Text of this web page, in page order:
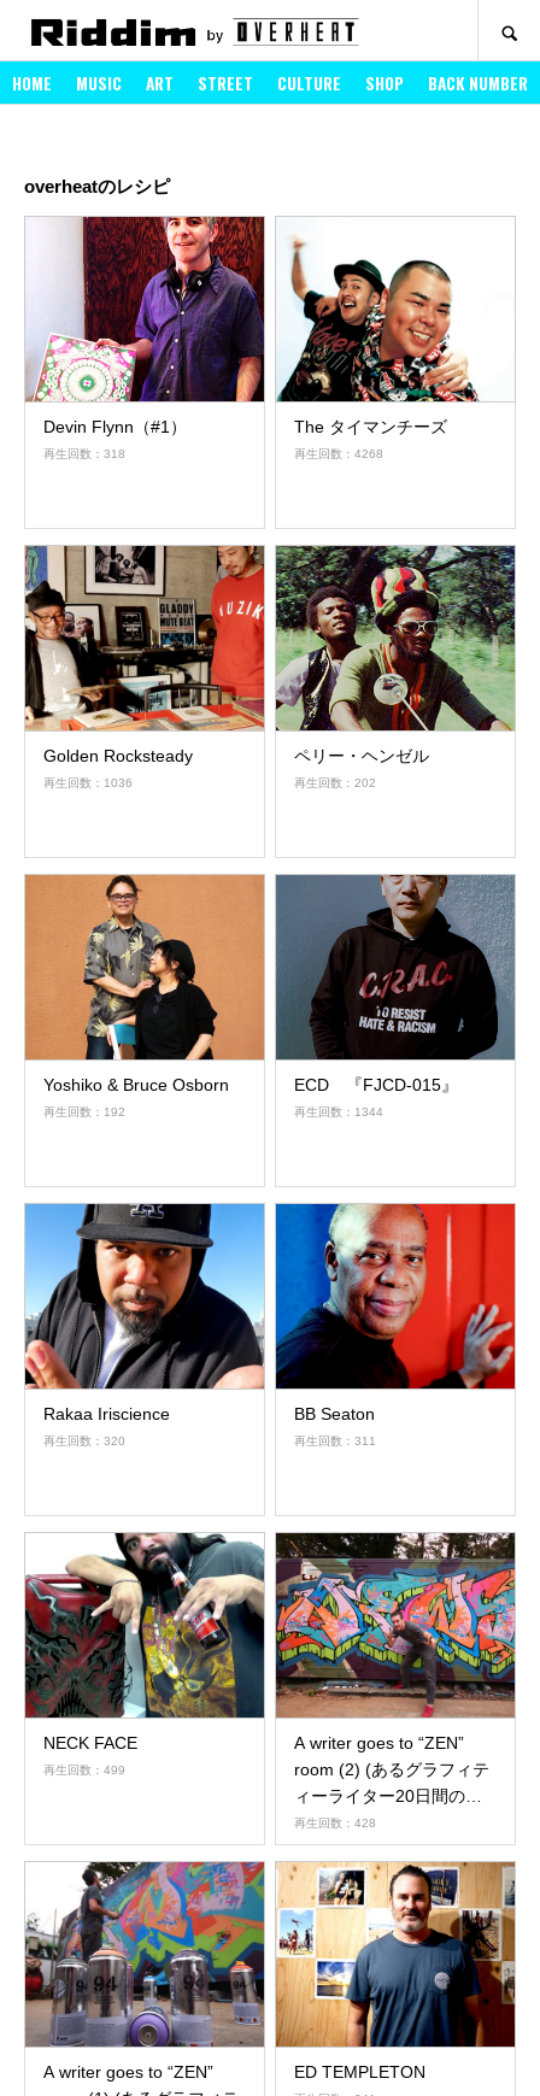
HOME MUSIC ART STREET CULTURE SHOP BACK NUMBER
overheatのレシピ
Devin Flynn（#1）
再生回数：318
The タイマンチーズ
再生回数：4268
Golden Rocksteady
再生回数：1036
ペリー・ヘンゼル
再生回数：202
Yoshiko & Bruce Osborn
再生回数：192
ECD 『FJCD-015』
再生回数：1344
Rakaa Iriscience
再生回数：320
BB Seaton
再生回数：311
NECK FACE
再生回数：499
A writer goes to “ZEN”
room (2) (あるグラフィテ
ィーライター20日間の拘
留)
再生回数：428
A writer goes to “ZEN”
ED TEMPLETON